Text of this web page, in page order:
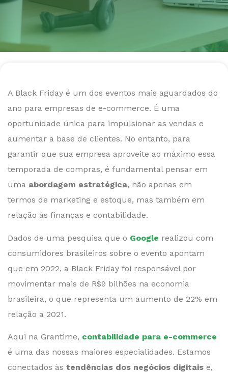
A Black Friday é um dos eventos mais aguardados do
ano para empresas de e-commerce. É uma
oportunidade única para impulsionar as vendas e
aumentar a base de clientes. No entanto, para
garantir que sua empresa aproveite ao máximo essa
temporada de compras, é fundamental pensar em
uma abordagem estratégica, não apenas em
termos de marketing e estoque, mas também em
relação às finanças e contabilidade.
Dados de uma pesquisa que o Google realizou com
consumidores brasileiros sobre o evento apontam
que em 2022, a Black Friday foi responsável por
movimentar mais de R$9 bilhões na economia
brasileira, o que representa um aumento de 22% em
relação a 2021.
Aqui na Grantime, contabilidade para e-commerce
é uma das nossas maiores especialidades. Estamos
conectados às tendências dos negócios digitais e,